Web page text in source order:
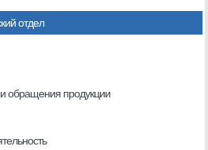
отдел
обращения продукции